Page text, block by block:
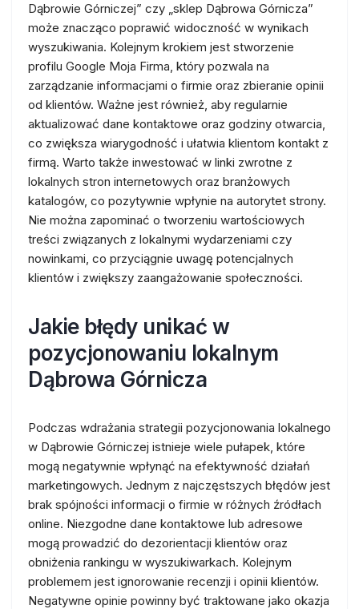
Dąbrowie Górniczej” czy „sklep Dąbrowa Górnicza”
może znacząco poprawić widoczność w wynikach
wyszukiwania. Kolejnym krokiem jest stworzenie
profilu Google Moja Firma, który pozwala na
zarządzanie informacjami o firmie oraz zbieranie opinii
od klientów. Ważne jest również, aby regularnie
aktualizować dane kontaktowe oraz godziny otwarcia,
co zwiększa wiarygodność i ułatwia klientom kontakt z
firmą. Warto także inwestować w linki zwrotne z
lokalnych stron internetowych oraz branżowych
katalogów, co pozytywnie wpłynie na autorytet strony.
Nie można zapominać o tworzeniu wartościowych
treści związanych z lokalnymi wydarzeniami czy
nowinkami, co przyciągnie uwagę potencjalnych
klientów i zwiększy zaangażowanie społeczności.
Jakie błędy unikać w
pozycjonowaniu lokalnym
Dąbrowa Górnicza
Podczas wdrażania strategii pozycjonowania lokalnego
w Dąbrowie Górniczej istnieje wiele pułapek, które
mogą negatywnie wpłynąć na efektywność działań
marketingowych. Jednym z najczęstszych błędów jest
brak spójności informacji o firmie w różnych źródłach
online. Niezgodne dane kontaktowe lub adresowe
mogą prowadzić do dezorientacji klientów oraz
obniżenia rankingu w wyszukiwarkach. Kolejnym
problemem jest ignorowanie recenzji i opinii klientów.
Negatywne opinie powinny być traktowane jako okazja